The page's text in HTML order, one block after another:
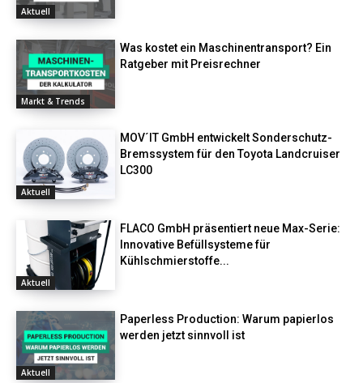
Aktuell
Markt & Trends
Was kostet ein Maschinentransport? Ein
Ratgeber mit Preisrechner
Aktuell
MOV´IT GmbH entwickelt Sonderschutz-
Bremssystem für den Toyota Landcruiser
LC300
Aktuell
FLACO GmbH präsentiert neue Max-Serie:
Innovative Befüllsysteme für
Kühlschmierstoffe...
Aktuell
Paperless Production: Warum papierlos
werden jetzt sinnvoll ist